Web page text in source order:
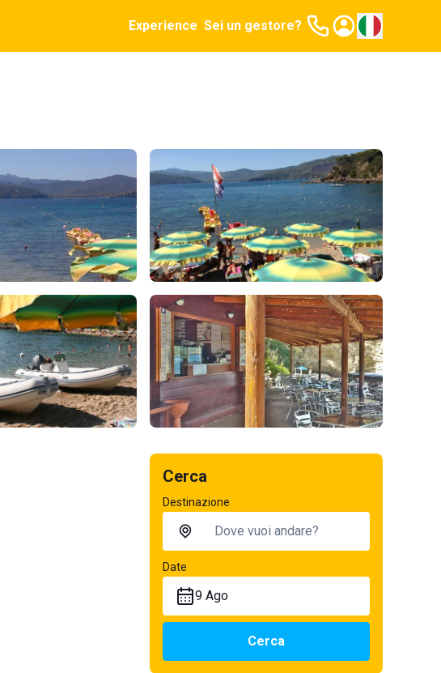
Experience Sei un gestore?
Cerca
Destinazione
Date
9 Ago
Cerca